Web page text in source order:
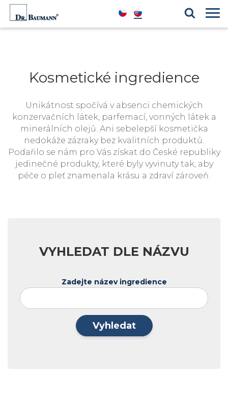
Kosmetické ingredience
Kosmetické ingredience
Unikátnost spočívá v absenci chemických
konzervačních látek, parfemací, vonných látek a
minerálních olejů. Ani sebelepší kosmetička
nedokáže zázraky bez kvalitních produktů.
Podařilo se nám pro Vás získat do České republiky
jedinečné produkty, které byly vyvinuty tak, aby
péče o pleť znamenala krásu a zdraví zároveň.
VYHLEDAT DLE NÁZVU
Zadejte název ingredience
Vyhledat